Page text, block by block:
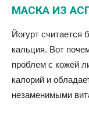
МАСКА ИЗ
Йогурт считается
кальция. Вот
проблем с кожей
калорий и
незаменимыми